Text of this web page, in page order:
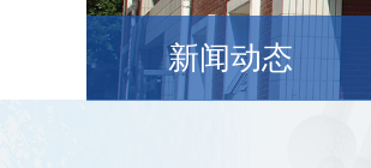
新闻动态